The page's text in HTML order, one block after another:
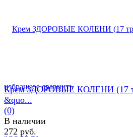
избранное сравнить
Крем ЗДОРОВЫЕ КОЛЕНИ (17
&quo...
(0)
В наличии
272 руб.